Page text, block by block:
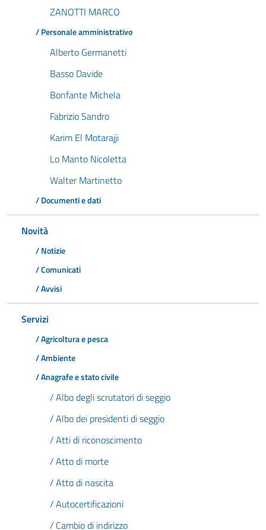
ZANOTTI MARCO
/ Personale amministrativo
Alberto Germanetti
Basso Davide
Bonfante Michela
Fabrizio Sandro
Karim El Motarajji
Lo Manto Nicoletta
Walter Martinetto
/ Documenti e dati
Novità
/ Notizie
/ Comunicati
/ Avvisi
Servizi
/ Agricoltura e pesca
/ Ambiente
/ Anagrafe e stato civile
/ Albo degli scrutatori di seggio
/ Albo dei presidenti di seggio
/ Atti di riconoscimento
/ Atto di morte
/ Atto di nascita
/ Autocertificazioni
/ Cambio di indirizzo